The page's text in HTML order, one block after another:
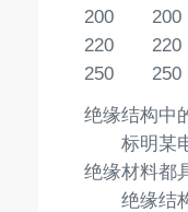
200 200
220 220
250 250
绝缘结构中
标明某电
绝缘材料都
绝缘结构